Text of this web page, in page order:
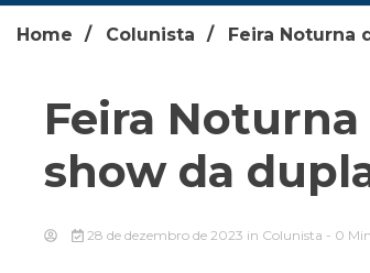
Home Colunista Feira Noturna
Feira
show da
28 de dezembro de 2023 in Colunista - 0